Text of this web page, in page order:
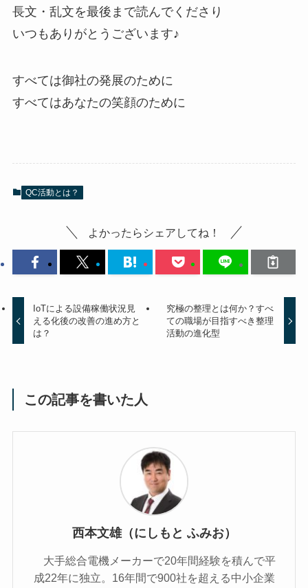
長文・乱文を最後まで読んでくださり
いつもありがとうございます♪
すべては御社の発展のために
すべてはあなたの笑顔のために
QC活動とは？
よかったらシェアしてね！
IoTによる設備稼働状況見
える化後の改善の進め方と
は？
究極の整理とは何か？すべ
ての職場が目指すべき整理
活動の進化型
この記事を書いた人
西本文雄（にしもと ふみお）
大手総合電機メーカーで20年間経験を積んで平
成22年に独立。16年間で900社を超える中小企業